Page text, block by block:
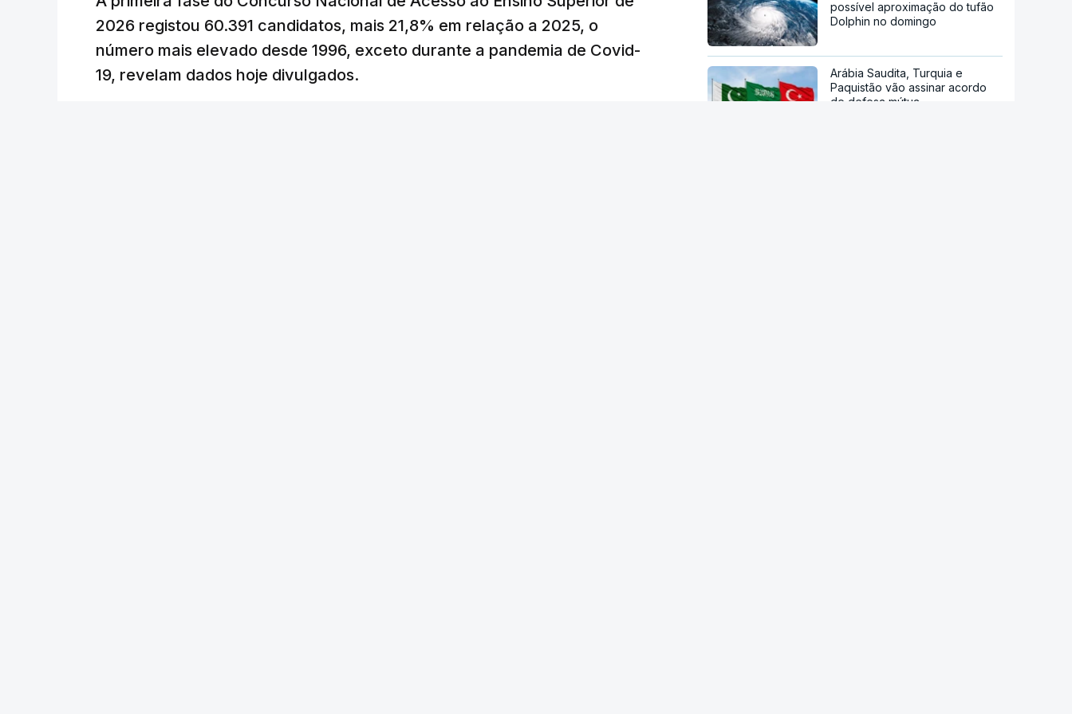
No entanto, com o retomar do conflito, as últimas semanas têm sido marcadas por
uma subida acentuada, tendência que deverá ser revertida na próxima semana.
2026 registou 60.391 candidatos, mais 21,8% em relação a 2025, o
número mais elevado desde 1996, exceto durante a pandemia de Covid-
19, revelam dados hoje divulgados.
possível aproximação do tufão
Dolphin no domingo
Arábia Saudita, Turquia e
Paquistão vão assinar acordo
de defesa mútua